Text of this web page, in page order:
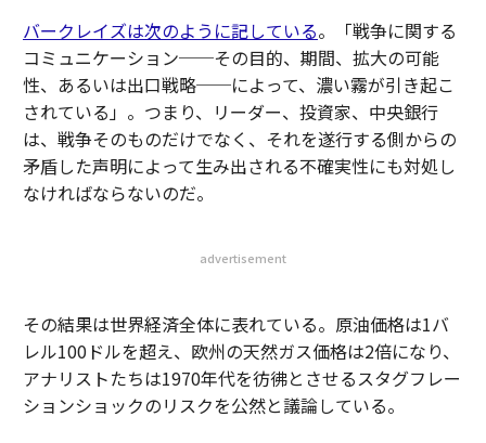
バークレイズは次のように記している。「戦争に関する
コミュニケーション──その目的、期間、拡大の可能
性、あるいは出口戦略──によって、濃い霧が引き起こ
されている」。つまり、リーダー、投資家、中央銀行
は、戦争そのものだけでなく、それを遂行する側からの
矛盾した声明によって生み出される不確実性にも対処し
なければならないのだ。
advertisement
その結果は世界経済全体に表れている。原油価格は1バ
レル100ドルを超え、欧州の天然ガス価格は2倍になり、
アナリストたちは1970年代を彷彿とさせるスタグフレー
ションショックのリスクを公然と議論している。